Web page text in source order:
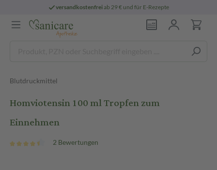
versandkostenfreiab 29 € und für E-Rezepte
Blutdruckmittel
Homviotensin 100 ml Tropfen zum
Einnehmen
2 Bewertungen